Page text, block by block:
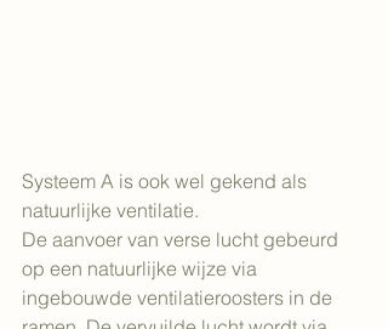
Systeem A is ook wel gekend als
natuurlijke ventilatie.
De aanvoer van verse lucht gebeurd
op een natuurlijke wijze via
ingebouwde ventilatieroosters in de